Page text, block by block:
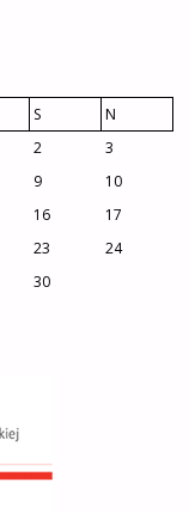
S
N
2
3
9
10
16
17
23
24
30